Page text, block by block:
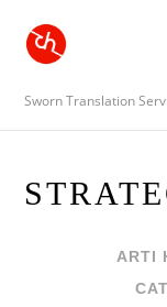
Sworn Translation
ARTI